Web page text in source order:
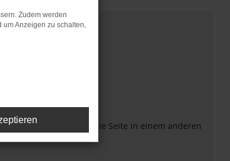
Funktioniert die Seite in einem anderen
Zudem werden
Anzeigen zu schalten,